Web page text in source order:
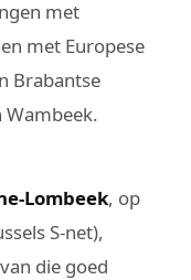
met
met Europese
Brabantse
Wambeek.
Lombeek, op
S-net),
die goed